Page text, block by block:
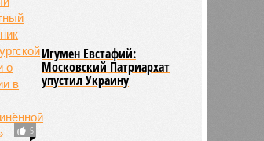
5
Игумен Евстафий:
Московский Патриархат
упустил Украину